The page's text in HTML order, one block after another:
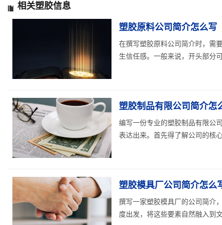
相关塑胶信息
塑胶原料公司简介怎么写
在撰写塑胶原料公司简介时，需
生信任感。一般来说，开头部分
塑胶制品有限公司简介怎
编写一份专业的塑胶制品有限公
表达出来。首先得了解公司的核
塑胶模具厂公司简介怎么
撰写一家塑胶模具厂的公司简介
度出发，将这些要素自然融入到